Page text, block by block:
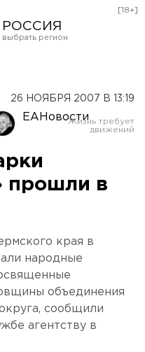
РОССИЯ
Оренбург
[18+]
26 НОЯБРЯ 2007 В 13:19
ЕАНовости
прошли в
края в
народные
объединения
сообщили
агентству в